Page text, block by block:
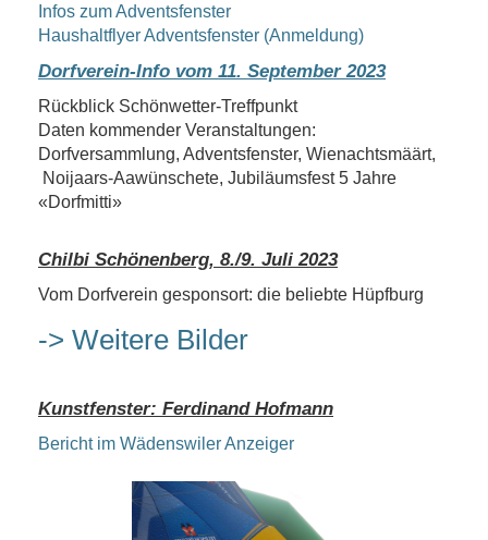
Infos zum Adventsfenster
Haushaltflyer Adventsfenster (Anmeldung)
Dorfverein-Info vom 11. September 2023
Rückblick Schönwetter-Treffpunkt
Daten kommender Veranstaltungen:
Dorfversammlung, Adventsfenster, Wienachtsmäärt,
Noijaars-Aawünschete, Jubiläumsfest 5 Jahre
«Dorfmitti»
Chilbi Schönenberg, 8./9. Juli 2023
Vom Dorfverein gesponsort: die beliebte Hüpfburg
-> Weitere Bilder
Kunstfenster: Ferdinand Hofmann
Bericht im Wädenswiler Anzeiger